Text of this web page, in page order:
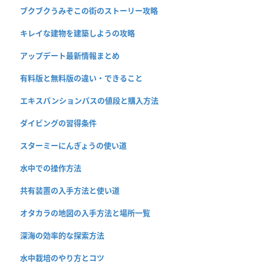
ブクブクうみぞこの街のストーリー攻略
キレイな建物を建築しようの攻略
アップデート最新情報まとめ
有料版と無料版の違い・できること
エキスパンションパスの値段と購入方法
ダイビングの習得条件
スターミーにんぎょうの使い道
水中での操作方法
共有装置の入手方法と使い道
オタカラの地図の入手方法と場所一覧
深海の効率的な探索方法
水中栽培のやり方とコツ